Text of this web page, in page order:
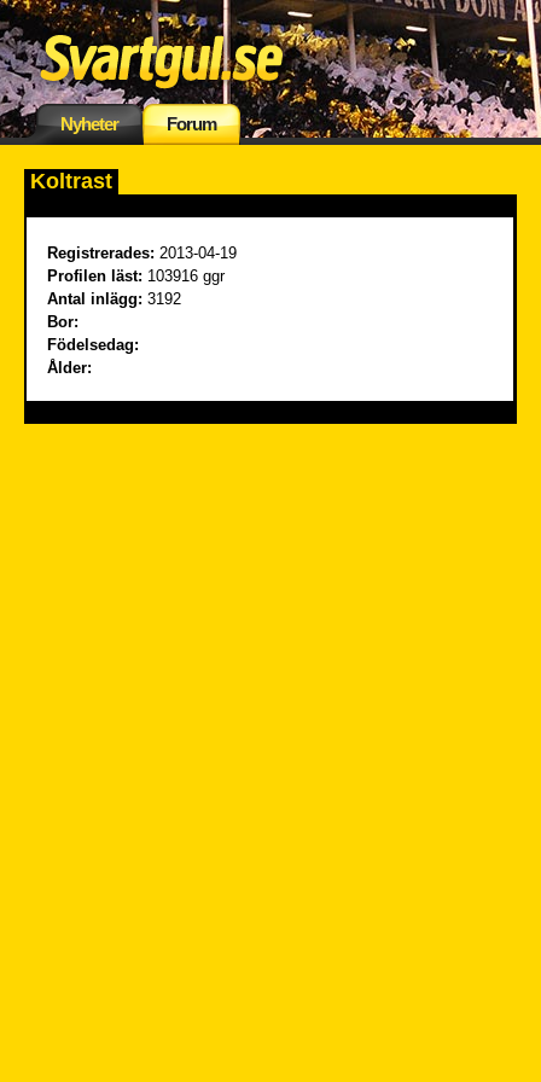
Nyheter Forum
Koltrast
Registrerades: 2013-04-19
Profilen läst: 103916 ggr
Antal inlägg: 3192
Bor:
Födelsedag:
Ålder: